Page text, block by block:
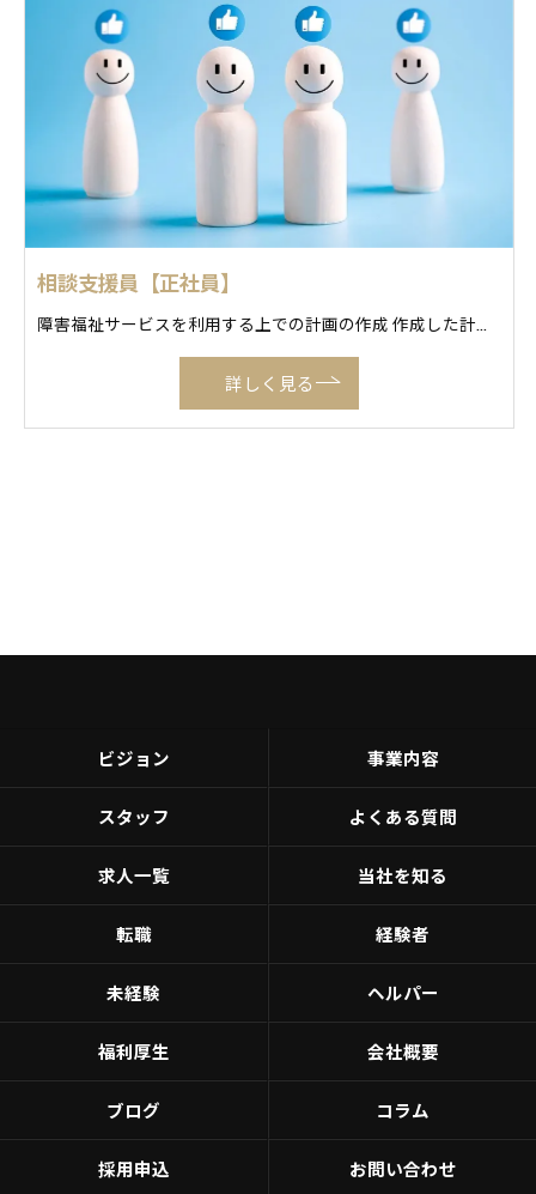
相談支援員【正社員】
詳しく見る
ビジョン 事業内容
スタッフ よくある質問
求人一覧 当社を知る
転職 経験者
未経験 ヘルパー
福利厚生 会社概要
ブログ コラム
採用申込 お問い合わせ
お気軽にお問い合わせください